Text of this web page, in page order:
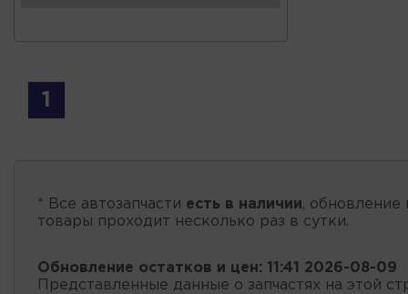
1
* Все автозапчасти есть в наличии, обновление
товары проходит несколько раз в сутки.
Обновление остатков и цен: 11:41 2026-08-09
Представленные данные о запчастях на этой